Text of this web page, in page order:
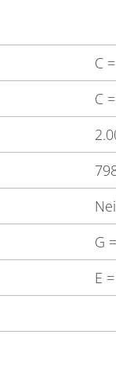
C =
C
G =
E